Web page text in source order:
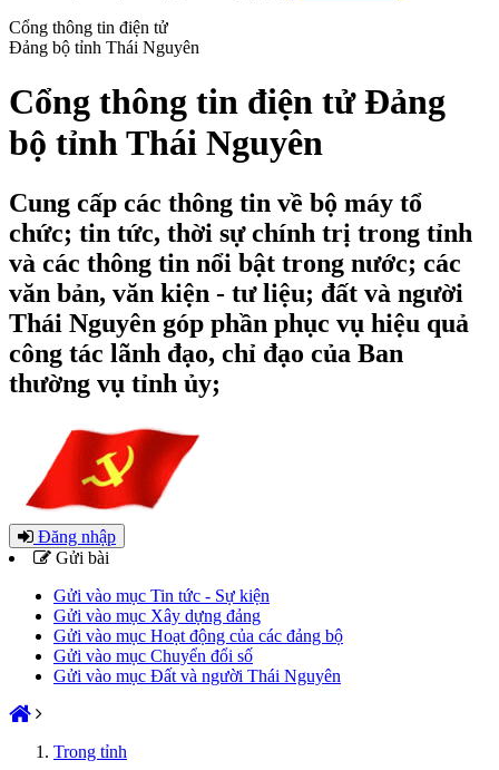
Cổng thông tin điện tử
Đảng bộ tỉnh Thái Nguyên
Cổng thông tin điện tử Đảng
bộ tỉnh Thái Nguyên
Cung cấp các thông tin về bộ máy tổ
chức; tin tức, thời sự chính trị trong tỉnh
và các thông tin nổi bật trong nước; các
văn bản, văn kiện - tư liệu; đất và người
Thái Nguyên góp phần phục vụ hiệu quả
công tác lãnh đạo, chỉ đạo của Ban
thường vụ tỉnh ủy;
Đăng nhập
Gửi bài
Gửi vào mục Tin tức - Sự kiện
Gửi vào mục Xây dựng đảng
Gửi vào mục Hoạt động của các đảng bộ
Gửi vào mục Chuyển đổi số
Gửi vào mục Đất và người Thái Nguyên
Trong tỉnh